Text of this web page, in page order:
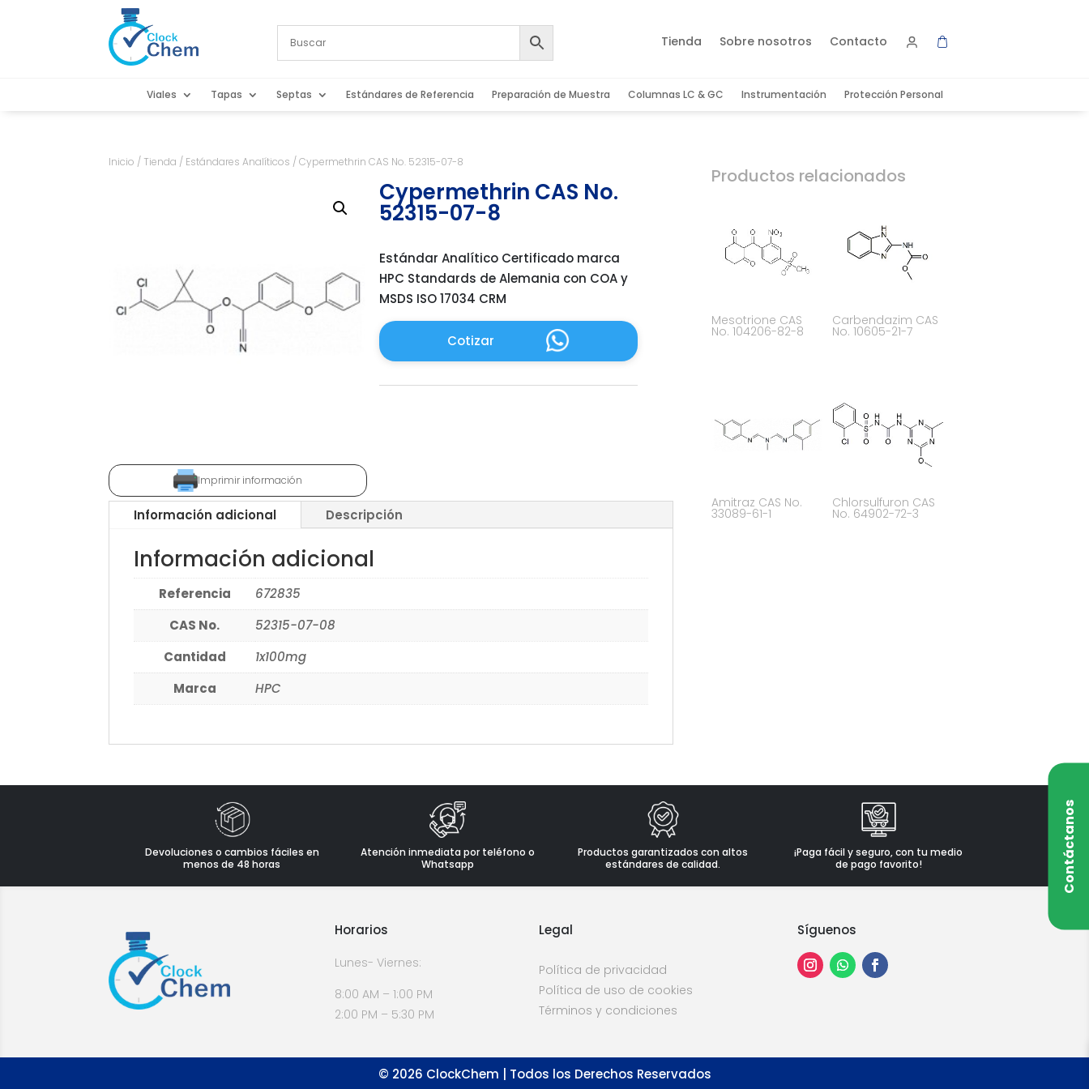
Tienda Sobre nosotros Contacto
Viales Tapas Septas Estándares de Referencia Preparación de Muestra Columnas LC & GC Instrumentación Protección Personal
Inicio / Tienda / Estándares Analíticos / Cypermethrin CAS No. 52315-07-8
Imprimir información
Cypermethrin CAS No.
52315-07-8
Estándar Analítico Certificado marca
HPC Standards de Alemania con COA y
MSDS ISO 17034 CRM
Cotizar
Información adicional Descripción
Información adicional
Referencia
672835
CAS No.
52315-07-08
Cantidad
1x100mg
Marca
HPC
Productos relacionados
Mesotrione CAS
No. 104206-82-8
Carbendazim CAS
No. 10605-21-7
Amitraz CAS No.
33089-61-1
Chlorsulfuron CAS
No. 64902-72-3
Devoluciones o cambios fáciles en
menos de 48 horas
Atención inmediata por teléfono o
Whatsapp
Productos garantizados con altos
estándares de calidad.
¡Paga fácil y seguro, con tu medio
de pago favorito!
Contáctanos
Horarios
Lunes- Viernes:
8:00 AM – 1:00 PM
2:00 PM – 5:30 PM
Legal
Política de privacidad
Política de uso de cookies
Términos y condiciones
Síguenos
© 2026 ClockChem | Todos los Derechos Reservados